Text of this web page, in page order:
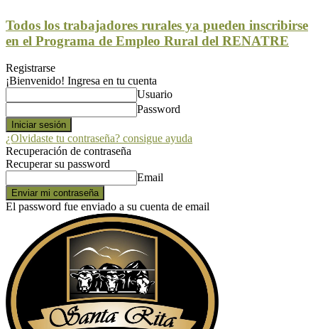
Todos los trabajadores rurales ya pueden inscribirse
en el Programa de Empleo Rural del RENATRE
Registrarse
¡Bienvenido! Ingresa en tu cuenta
Usuario
Password
¿Olvidaste tu contraseña? consigue ayuda
Recuperación de contraseña
Recuperar su password
Email
El password fue enviado a su cuenta de email